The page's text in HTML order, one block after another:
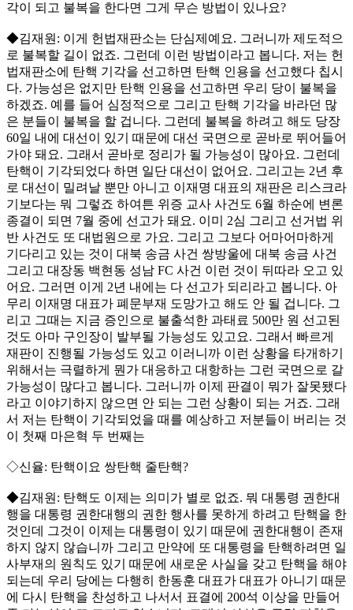
각이 되고 불복을 한다면 그게 무슨 방법이 있나요?
◆김재원: 이게 헌법재판소는 단심제예요. 그러니까 제도적으
로 불복할 길이 없죠. 그런데 이런 방법이라고 봅니다. 저는 헌
법재판소에 탄핵 기각을 선고하면 탄핵 인용을 선고했다 칩시
다. 가능성은 없지만 탄핵 인용을 선고하면 우리 당이 불복을
하겠죠. 예를 들어 심정적으로 그리고 탄핵 기각을 바라던 많
은 분들이 불복을 할 겁니다. 그런데 불복을 하려고 해도 당장
60일 내에 대선이 있기 때문에 대선 국면으로 곧바로 뛰어들어
가야 돼요. 그래서 곧바로 정리가 될 가능성이 많아요. 그런데
탄핵이 기각되었다 하면 일단 대선이 없어요. 그리고는 2년 후
로 대선이 밀려날 뿐만 아니고 이재명 대표의 재판은 리스크라
기보다는 뭐 그렇죠 하여튼 위증 교사 사건도 6월 하순에 변론
종결이 되면 7월 중에 선고가 돼요. 이미 2심 그리고 선거법 위
반 사건도 또 대법원으로 가요. 그리고 그보다 어마어마하게
기다리고 있는 것이 대북 송금 사건 쌍방울에 대북 송금 사건
그리고 대장동 백현동 성남 FC 사건 이런 것이 뒤따라 오고 있
어요. 그러면 이게 2년 내에는 다 선고가 되리라고 봅니다. 아
무리 이재명 대표가 폐문부재 도망가고 해도 안 될 겁니다. 그
리고 그때는 지금 증인으로 불출석한 과태료 500만 원 선고된
것도 아마 구인장이 발부될 가능성도 있고요. 그래서 빠르게
재판이 진행될 가능성도 있고 이러니까 이런 상황을 타개하기
위해서는 극렬하게 뭔가 대응하고 대항하는 그런 국면으로 갈
가능성이 많다고 봅니다. 그러니까 이제 판결이 뭐가 잘못됐다
라고 이야기하지 않으면 안 되는 그런 상황이 되는 거죠. 그래
서 저는 탄핵이 기각되었을 때를 예상하고 저분들이 버리는 것
이 첫째 마은혁 두 번째는
◇신율: 탄핵이요 쌍탄핵 줄탄핵?
◆김재원: 탄핵도 이제는 의미가 별로 없죠. 뭐 대통령 권한대
행을 대통령 권한대행의 권한 행사를 못하게 하려고 탄핵을 한
것인데 그것이 이제는 대통령이 있기 때문에 권한대행이 존재
하지 않지 않습니까 그리고 만약에 또 대통령을 탄핵하려면 일
사부재의 원칙도 있기 때문에 새로운 사실을 갖고 탄핵을 해야
되는데 우리 당에는 다행히 한동훈 대표가 대표가 아니기 때문
에 다시 탄핵을 찬성하고 나서서 표결에 200석 이상을 만들어